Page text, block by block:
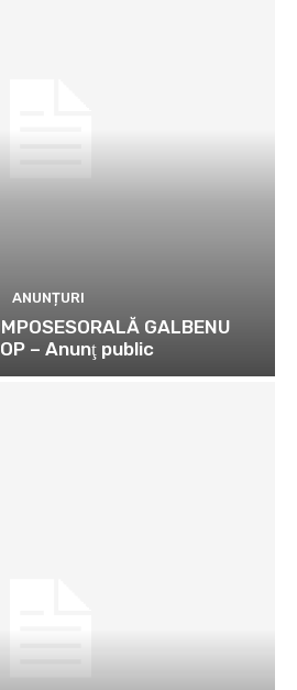
ANUNȚURI
GALBENU
– Anunţ public